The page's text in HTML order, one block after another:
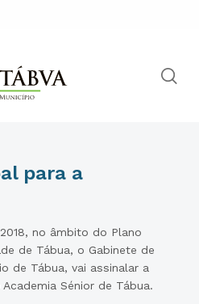
para a
no âmbito do Plano
de Tábua, o Gabinete de
de Tábua, vai assinalar a
Sénior de Tábua.